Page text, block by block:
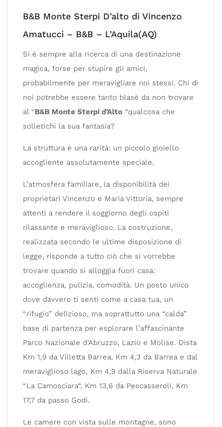
B&B Monte Sterpi D’alto di Vincenzo
Amatucci – B&B – L’Aquila(AQ)
Si è sempre alla ricerca di una destinazione
magica, forse per stupire gli amici,
probabilmente per meravigliare noi stessi. Chi di
noi potrebbe essere tanto blasè da non trovare
al “B&B Monte Sterpi d’Alto “qualcosa che
solletichi la sua fantasia?
La struttura è una rarità: un piccolo gioiello
accogliente assolutamente speciale.
L’atmosfera familiare, la disponibilità dei
proprietari Vincenzo e Maria Vittoria, sempre
attenti a rendere il soggiorno degli ospiti
rilassante e meraviglioso. La costruzione,
realizzata secondo le ultime disposizione di
legge, risponde a tutto ciò che si vorrebbe
trovare quando si alloggia fuori casa:
accoglienza, pulizia, comodità. Un posto unico
dove davvero ti senti come a casa tua, un
“rifugio” delizioso, ma soprattutto una “calda”
base di partenza per esplorare l’affascinante
Parco Nazionale d’Abruzzo, Lazio e Molise. Dista
Km 1,9 da Villetta Barrea, Km 4,3 da Barrea e dal
meraviglioso lago, Km 4,9 dalla Riserva Naturale
“La Camosciara“, Km 13,6 da Pescasseroli, Km
17,7 da passo Godi.
Le camere con vista sulle montagne, sono